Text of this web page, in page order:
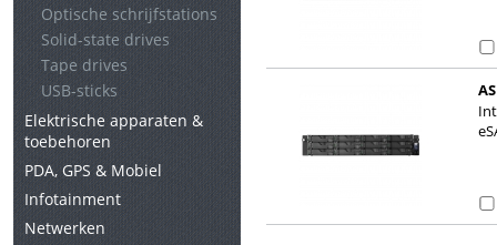
Optische schrijfstations
Solid-state drives
Tape drives
USB-sticks
Elektrische apparaten &
toebehoren
PDA, GPS & Mobiel
Infotainment
Netwerken